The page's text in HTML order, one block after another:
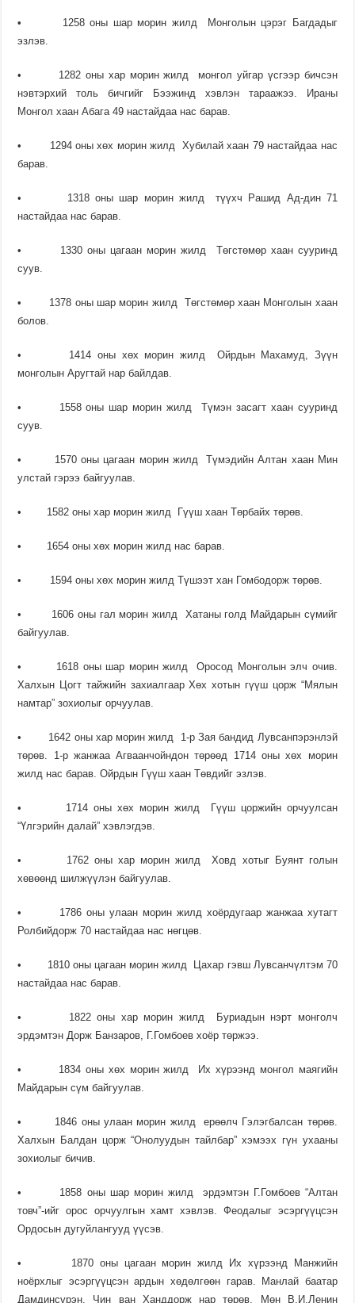
• 1258 оны шар морин жилд Монголын цэрэг Багдадыг
эзлэв.
• 1282 оны хар морин жилд монгол уйгар үсгээр бичсэн
нэвтэрхий толь бичгийг Бээжинд хэвлэн тараажээ. Ираны
Монгол хаан Абага 49 настайдаа нас барав.
• 1294 оны хөх морин жилд Хубилай хаан 79 настайдаа нас
барав.
• 1318 оны шар морин жилд түүхч Рашид Ад-дин 71
настайдаа нас барав.
• 1330 оны цагаан морин жилд Төгстөмөр хаан сууринд
суув.
• 1378 оны шар морин жилд Төгстөмөр хаан Монголын хаан
болов.
• 1414 оны хөх морин жилд Ойрдын Махамуд, Зүүн
монголын Аругтай нар байлдав.
• 1558 оны шар морин жилд Түмэн засагт хаан сууринд
суув.
• 1570 оны цагаан морин жилд Түмэдийн Алтан хаан Мин
улстай гэрээ байгуулав.
• 1582 оны хар морин жилд Гүүш хаан Төрбайх төрөв.
• 1654 оны хөх морин жилд нас барав.
• 1594 оны хөх морин жилд Түшээт хан Гомбодорж төрөв.
• 1606 оны гал морин жилд Хатаны голд Майдарын сүмийг
байгуулав.
• 1618 оны шар морин жилд Оросод Монголын элч очив.
Халхын Цогт тайжийн захиалгаар Хөх хотын гүүш цорж “Мялын
намтар” зохиолыг орчуулав.
• 1642 оны хар морин жилд 1-р Зая бандид Лувсанпэрэнлэй
төрөв. 1-р жанжаа Агваанчойндон төрөөд 1714 оны хөх морин
жилд нас барав. Ойрдын Гүүш хаан Төвдийг эзлэв.
• 1714 оны хөх морин жилд Гүүш цоржийн орчуулсан
“Үлгэрийн далай” хэвлэгдэв.
• 1762 оны хар морин жилд Ховд хотыг Буянт голын
хөвөөнд шилжүүлэн байгуулав.
• 1786 оны улаан морин жилд хоёрдугаар жанжаа хутагт
Ролбийдорж 70 настайдаа нас нөгцөв.
• 1810 оны цагаан морин жилд Цахар гэвш Лувсанчүлтэм 70
настайдаа нас барав.
• 1822 оны хар морин жилд Буриадын нэрт монголч
эрдэмтэн Дорж Банзаров, Г.Гомбоев хоёр төржээ.
• 1834 оны хөх морин жилд Их хүрээнд монгол маягийн
Майдарын сүм байгуулав.
• 1846 оны улаан морин жилд ерөөлч Гэлэгбалсан төрөв.
Халхын Балдан цорж “Онолуудын тайлбар” хэмээх гүн ухааны
зохиолыг бичив.
• 1858 оны шар морин жилд эрдэмтэн Г.Гомбоев “Алтан
товч”-ийг орос орчуулгын хамт хэвлэв. Феодалыг эсэргүүцсэн
Ордосын дугуйлангууд үүсэв.
• 1870 оны цагаан морин жилд Их хүрээнд Манжийн
ноёрхлыг эсэргүүцсэн ардын хөдөлгөөн гарав. Манлай баатар
Дамдинсүрэн, Чин ван Ханддорж нар төрөв. Мөн В.И.Ленин